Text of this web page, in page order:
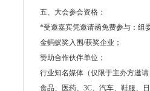
五、大会参会资格：
*受邀嘉宾凭邀请函免费参与：组
金蚂蚁奖入围/获奖企业；
赞助合作伙伴单位；
行业知名媒体（仅限于主办方邀请
食品、医药、3C、汽车、鞋服、